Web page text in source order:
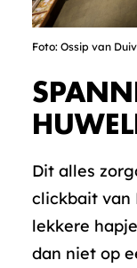
Foto: Ossip van
Dit alles
clickbait van
lekkere
dan niet op